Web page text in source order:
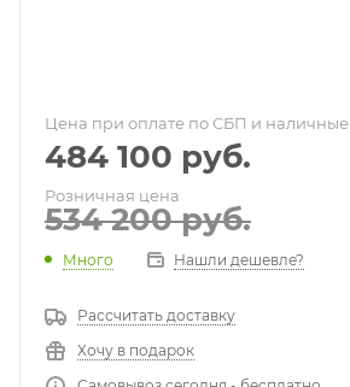
Цена при оплате по СБП и наличные
484 100 руб.
Розничная цена
534 200руб.
Много Нашли дешевле?
Рассчитать доставку
Хочу в подарок